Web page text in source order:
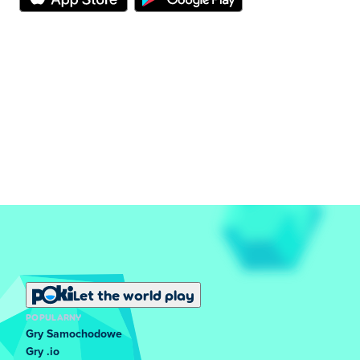
Stuknij ikonę kapelusza u góry ekranu, aby przeglądać
Gracz: Pomaga przenosić więcej przedmiotów na
raz, dzięki czemu możesz być bardziej
efektywny podczas układania produktów.
Asystenci, rolnicy, zwierzęta i szef kuchni:
pomaga im być bardziej produktywnym,
szybszym i bardziej energicznym.
Let the world play
POPULARNY
Gry Samochodowe
Gry .io